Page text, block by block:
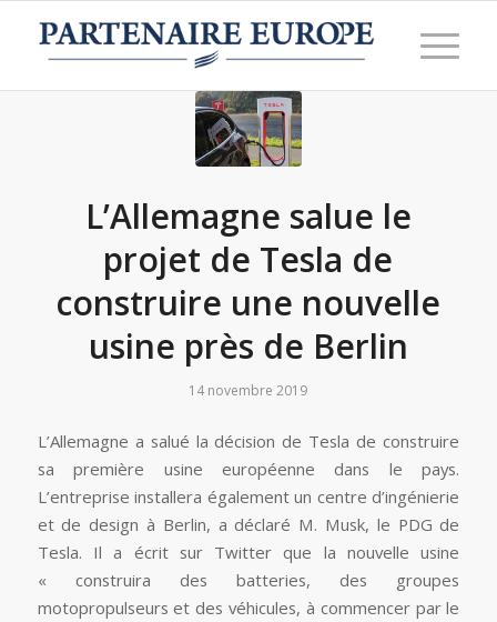
L’Allemagne salue le
projet de Tesla de
construire une nouvelle
usine près de Berlin
14 novembre 2019
L’Allemagne a salué la décision de Tesla de construire
sa première usine européenne dans le pays.
L’entreprise installera également un centre d’ingénierie
et de design à Berlin, a déclaré M. Musk, le PDG de
Tesla. Il a écrit sur Twitter que la nouvelle usine
« construira des batteries, des groupes
motopropulseurs et des véhicules, à commencer par le